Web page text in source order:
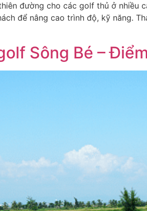
đường cho các golf thủ ở nhiều
để nâng cao trình độ, kỹ năng.
Sông Bé –